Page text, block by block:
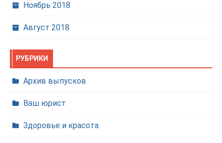
Ноябрь 2018
Август 2018
РУБРИКИ
Архив выпусков
Ваш юрист
Здоровье и красота